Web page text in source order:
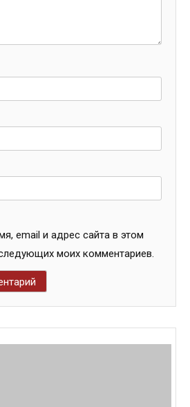
email и адрес сайта в этом
моих комментариев.